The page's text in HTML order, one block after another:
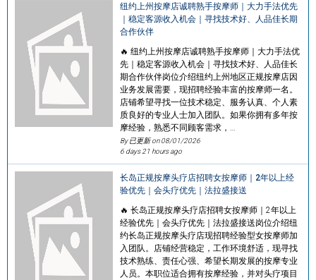
纽约上州按摩店诚聘熟手按摩师｜大力手法优先
｜稳定客源收入机会｜寻找技术好、人品佳长期
合作伙伴
🔥 纽约上州按摩店诚聘熟手按摩师｜大力手法优
先｜稳定客源收入机会｜寻找技术好、人品佳长
期合作伙伴岗位介绍纽约上州地区正规按摩店因
业务发展需要，现招聘经验丰富的按摩师一名。
店铺希望寻找一位技术稳定、服务认真、个人素
质良好的专业人士加入团队。如果你拥有多年按
摩经验，熟悉不同顾客需求，…
By 已更新 on08/01/2026
6 days 21 hours ago
长岛正规按摩头疗店招聘女按摩师｜2年以上经
验优先｜会头疗优先｜法拉盛接送
🔥 长岛正规按摩头疗店招聘女按摩师｜2年以上
经验优先｜会头疗优先｜法拉盛接送岗位介绍纽
约长岛正规按摩头疗店现招聘经验型女按摩师加
入团队。店铺经营稳定，工作环境舒适，现寻找
技术熟练、责任心强、希望长期发展的按摩专业
人员。本职位适合拥有按摩经验，并对头疗项目